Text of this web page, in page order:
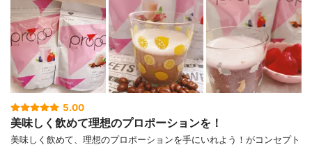
5.00
美味しく飲めて理想のプロポーションを！
美味しく飲めて、理想のプロポーションを手にいれよう！がコンセプト